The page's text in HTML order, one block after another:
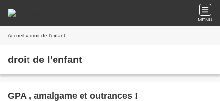
MENU
Accueil » droit de l'enfant
droit de l'enfant
GPA , amalgame et outrances !